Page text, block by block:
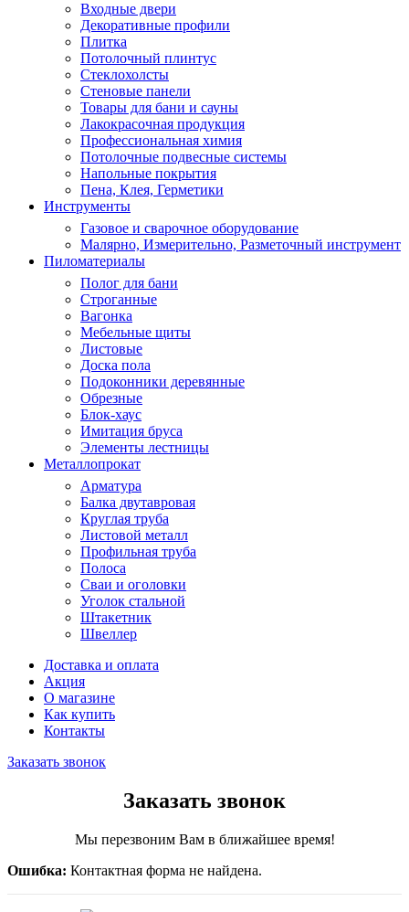
Входные двери
Декоративные профили
Плитка
Потолочный плинтус
Стеклохолсты
Стеновые панели
Товары для бани и сауны
Лакокрасочная продукция
Профессиональная химия
Потолочные подвесные системы
Напольные покрытия
Пена, Клея, Герметики
Инструменты
Газовое и сварочное оборудование
Малярно, Измерительно, Разметочный инструмент
Пиломатериалы
Полог для бани
Строганные
Вагонка
Мебельные щиты
Листовые
Доска пола
Подоконники деревянные
Обрезные
Блок-хаус
Имитация бруса
Элементы лестницы
Металлопрокат
Арматура
Балка двутавровая
Круглая труба
Листовой металл
Профильная труба
Полоса
Сваи и оголовки
Уголок стальной
Штакетник
Швеллер
Доставка и оплата
Акция
О магазине
Как купить
Контакты
Заказать звонок
Заказать звонок
Мы перезвоним Вам в ближайшее время!
Ошибка: Контактная форма не найдена.